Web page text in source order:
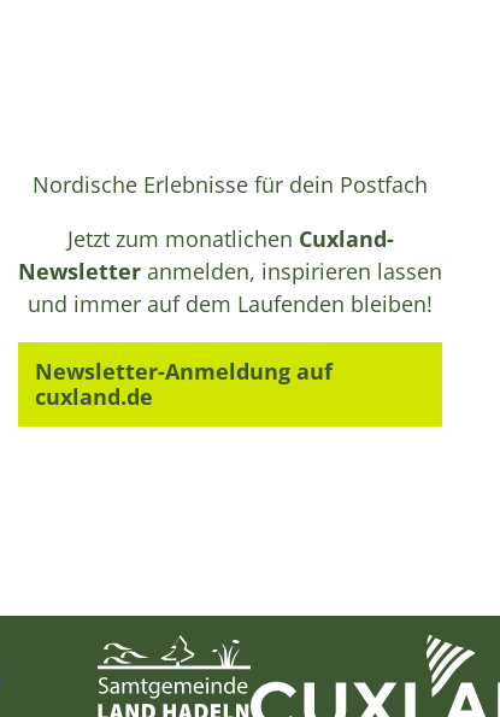
Nordische Erlebnisse für dein Postfach
Jetzt zum monatlichen Cuxland-
Newsletter anmelden, inspirieren lassen
und immer auf dem Laufenden bleiben!
Newsletter-Anmeldung auf
cuxland.de